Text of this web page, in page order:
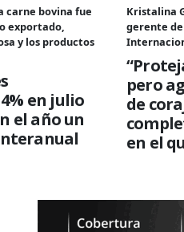
carne bovina fue
exportado,
y los productos
en julio
el año un
Kristalina
gerente
pero
de
en el